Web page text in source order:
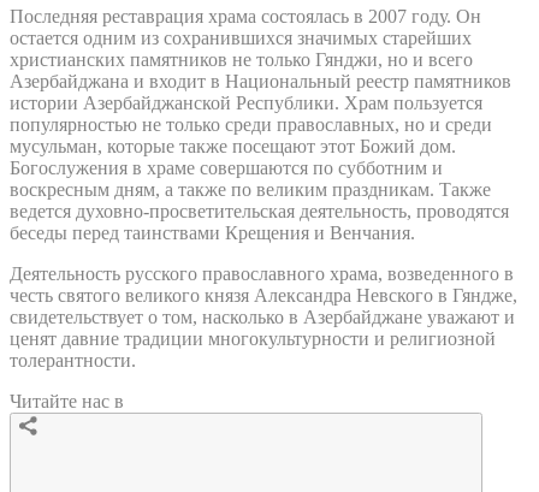
Последняя реставрация храма состоялась в 2007 году. Он
остается одним из сохранившихся значимых старейших
христианских памятников не только Гянджи, но и всего
Азербайджана и входит в Национальный реестр памятников
истории Азербайджанской Республики. Храм пользуется
популярностью не только среди православных, но и среди
мусульман, которые также посещают этот Божий дом.
Богослужения в храме совершаются по субботним и
воскресным дням, а также по великим праздникам. Также
ведется духовно-просветительская деятельность, проводятся
беседы перед таинствами Крещения и Венчания.
Деятельность русского православного храма, возведенного в
честь святого великого князя Александра Невского в Гяндже,
свидетельствует о том, насколько в Азербайджане уважают и
ценят давние традиции многокультурности и религиозной
толерантности.
Читайте нас в